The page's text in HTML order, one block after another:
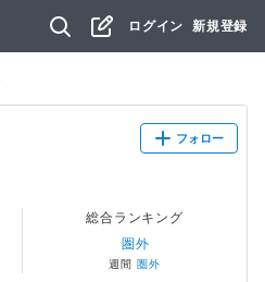
ログイン 新規登録
フォロー
総合ランキング
圏外
週間 圏外